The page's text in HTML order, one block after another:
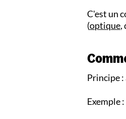
C'est un
(optique,
Principe :
Exemple